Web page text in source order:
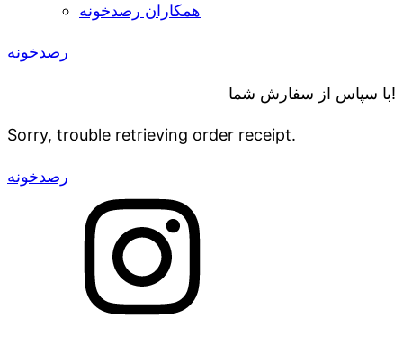
همکاران رصدخونه
رصدخونه
با سپاس از سفارش شما!
Sorry, trouble retrieving order receipt.
رصدخونه